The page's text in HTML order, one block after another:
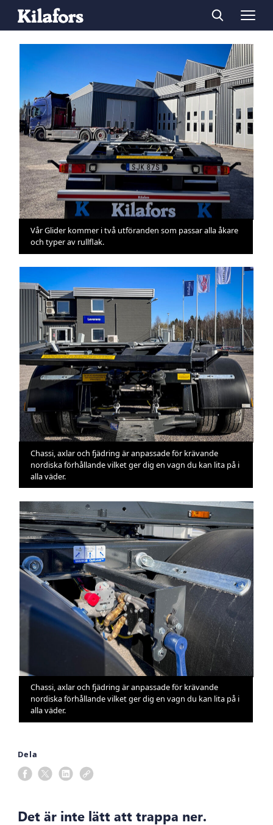
Vår Glider kommer i två utföranden som passar alla åkare
och typer av rullflak.
Chassi, axlar och fjädring är anpassade för krävande
nordiska förhållande vilket ger dig en vagn du kan lita på i
alla väder.
Chassi, axlar och fjädring är anpassade för krävande
nordiska förhållande vilket ger dig en vagn du kan lita på i
alla väder.
Dela
Det är inte lätt att trappa ner.